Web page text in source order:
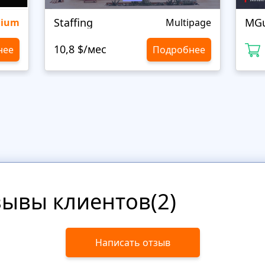
Staffing Multipage
10,8 $/мес Подробнее
клиентов(2)
Написать отзыв